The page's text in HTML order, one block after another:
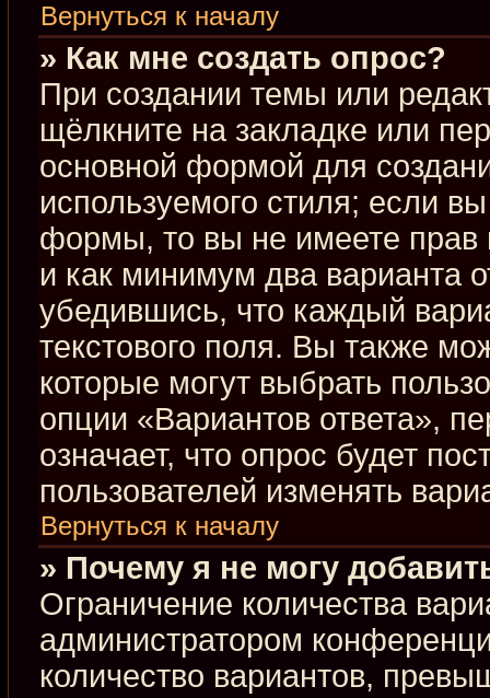
Вернуться к началу
» Как мне создать опрос?
При создании темы или
щёлкните на закладке или
основной формой для
используемого стиля; если
формы, то вы не имеете прав
и как минимум два варианта
убедившись, что каждый
текстового поля. Вы также
которые могут выбрать
опции «Вариантов ответа»,
означает, что опрос будет
пользователей изменять
Вернуться к началу
» Почему я не могу
Ограничение количества
администратором
количество вариантов,